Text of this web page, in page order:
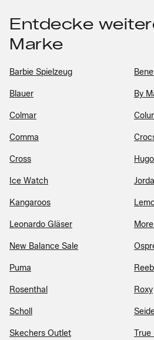
Entdecke
Marke
Barbie Spielzeug
Blauer By
Colmar
Comma
Cross
Ice Watch
Kangaroos
Leonardo Gläser
New Balance Sale
Puma
Rosenthal Roxy
Scholl
Skechers Outlet True